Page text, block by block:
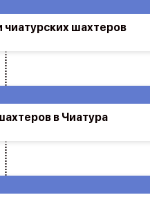
в Чиатура
шахтеров